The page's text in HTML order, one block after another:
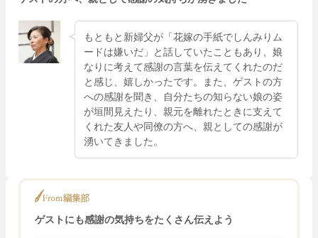
もともと新婦父が「花嫁の手紙でしんみりム
ードは嫌いだ」と話していたこともあり、娘
なりに考えて感謝の言葉を伝えてくれたのだ
と感じ、嬉しかったです。また、ゲストの方
への感謝を聞き、自分たちの知らない娘の姿
が垣間見えたり、親元を離れたときに支えて
くれた友人や同僚の方へ、親としての感謝が
湧いてきました。
ゲストにも感謝の気持ちをたくさん伝えよう